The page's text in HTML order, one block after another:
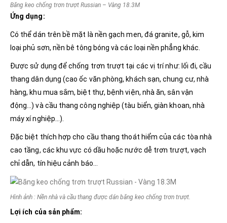
Băng keo chống trơn trượt Russian – Vàng 18.3M
Ứng dụng:
Có thể dán trên bề mặt là nền gạch men, đá granite, gỗ, kim
loại phủ sơn, nền bê tông bóng và các loại nền phẳng khác.
Được sử dụng để chống trơn trượt tại các vị trí như: lối đi, cầu
thang dân dụng (cao ốc văn phòng, khách sạn, chung cư, nhà
hàng, khu mua sắm, biệt thự, bệnh viện, nhà ăn, sân vận
động…) và cầu thang công nghiệp (tàu biển, giàn khoan, nhà
máy xí nghiệp…).
Đặc biệt thích hợp cho cầu thang thoát hiểm của các tòa nhà
cao tầng, các khu vực có dầu hoặc nước dễ trơn trượt, vạch
chỉ dẫn, tín hiệu cảnh báo…
Hình ảnh : Nền nhà và cầu thang được dán băng keo chống trơn trượt.
Lợi ích của sản phẩm: